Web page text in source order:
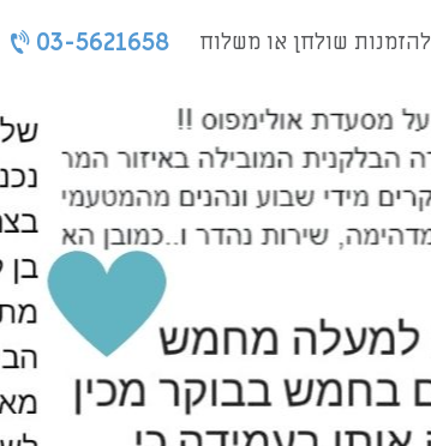
להזמנות שולחן או משלוח 03-5621658